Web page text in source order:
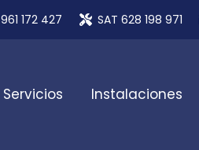
961 172 427 SAT 628 198 971
Servicios Instalaciones